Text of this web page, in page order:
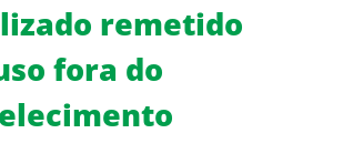
remetido
fora do